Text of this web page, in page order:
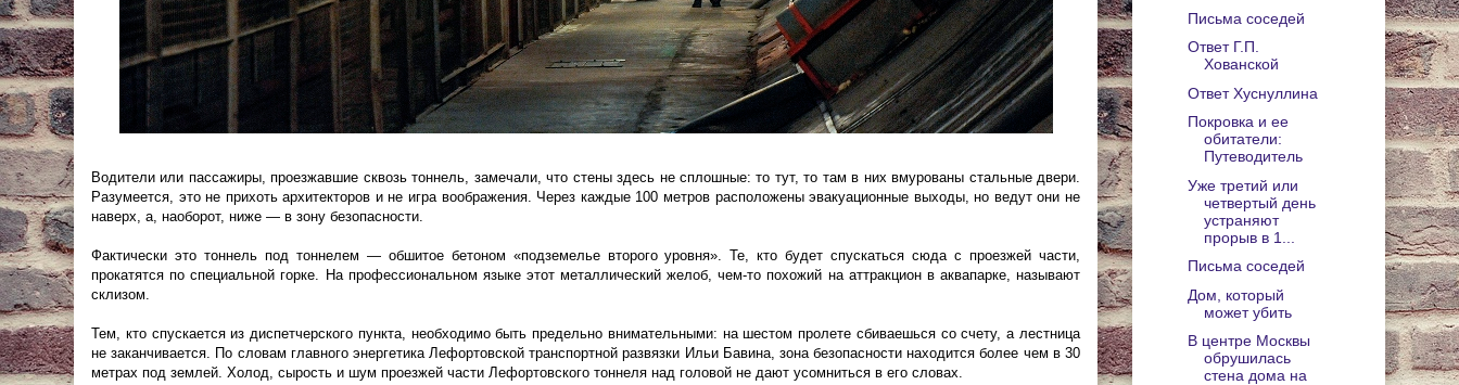
Водители или пассажиры, проезжавшие сквозь тоннель, замечали, что стены здесь не сплошные: то тут, то там в них вмурованы стальные двери.
Разумеется, это не прихоть архитекторов и не игра воображения. Через каждые 100 метров расположены эвакуационные выходы, но ведут они не
наверх, а, наоборот, ниже — в зону безопасности.
Фактически это тоннель под тоннелем — обшитое бетоном «подземелье второго уровня». Те, кто будет спускаться сюда с проезжей части,
прокатятся по специальной горке. На профессиональном языке этот металлический желоб, чем-то похожий на аттракцион в аквапарке, называют
склизом.
Тем, кто спускается из диспетчерского пункта, необходимо быть предельно внимательными: на шестом пролете сбиваешься со счету, а лестница
не заканчивается. По словам главного энергетика Лефортовской транспортной развязки Ильи Бавина, зона безопасности находится более чем в 30
метрах под землей. Холод, сырость и шум проезжей части Лефортовского тоннеля над головой не дают усомниться в его словах.
Письма соседей
Ответ Г.П.
Хованской
Ответ Хуснуллина
Покровка и ее
обитатели:
Путеводитель
Уже третий или
четвертый день
устраняют
прорыв в 1...
Письма соседей
Дом, который
может убить
В центре Москвы
обрушилась
стена дома на